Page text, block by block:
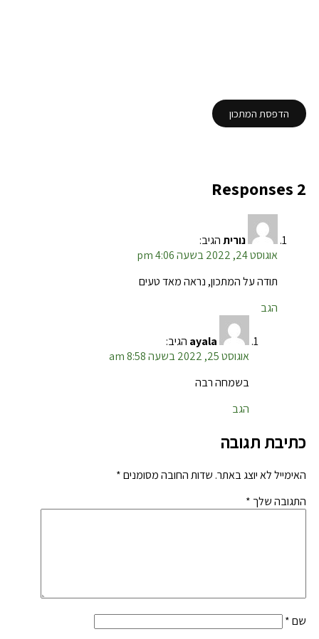
הדפסת המתכון
2 Responses
נוריתהגיב:
אוגוסט 24, 2022 בשעה 4:06 pm
תודה על המתכון, נראה מאד טעים
הגב
ayala הגיב:
אוגוסט 25, 2022 בשעה 8:58 am
בשמחה רבה
הגב
כתיבת תגובה
האימייל לא יוצג באתר. שדות החובה מסומנים*
התגובה שלך *
שם*